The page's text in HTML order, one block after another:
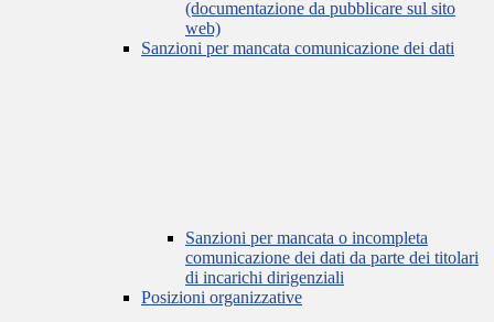
(documentazione da pubblicare sul sito
web)
Sanzioni per mancata comunicazione dei dati
Sanzioni per mancata o incompleta
comunicazione dei dati da parte dei titolari
di incarichi dirigenziali
Posizioni organizzative